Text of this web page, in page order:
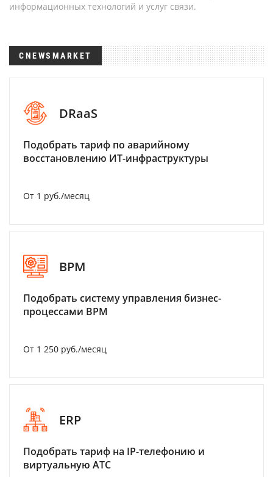
информационных технологий и услуг связи.
CNEWSMARKET
DRaaS
Подобрать тариф по аварийному
восстановлению ИТ-инфраструктуры
От 1 руб./месяц
BPM
Подобрать систему управления бизнес-
процессами BPM
От 1 250 руб./месяц
ERP
Подобрать тариф на IP-телефонию и
виртуальную АТС